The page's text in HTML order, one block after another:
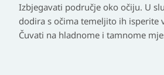
Izbjegavati područje oko očiju. U
dodira s očima temeljito ih isperite
Čuvati na hladnome i tamnome